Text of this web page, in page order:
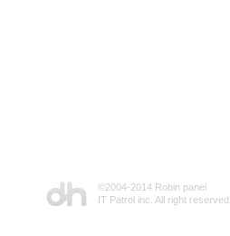
©2004-2014 Robin panel
IT Patrol inc. All right reserved.